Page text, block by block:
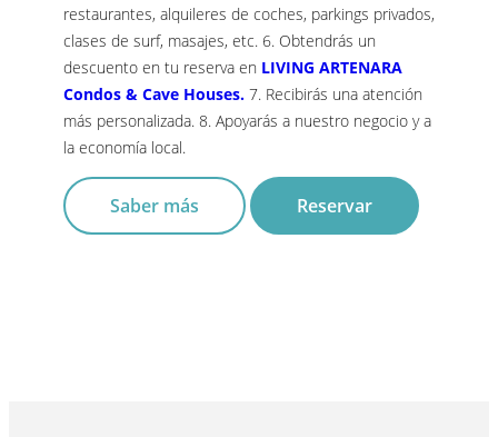
restaurantes, alquileres de coches, parkings privados,
clases de surf, masajes, etc. 6. Obtendrás un
descuento en tu reserva en LIVING ARTENARA
Condos & Cave Houses.7. Recibirás una atención
más personalizada. 8. Apoyarás a nuestro negocio y a
la economía local.
Saber más Reservar